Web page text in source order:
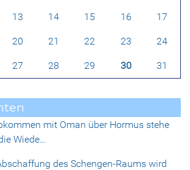
13 14 15 16 17
20 21 22 23 24
27 28 29 30 31
mit Oman über Hormus stehe
Wiede…
des Schengen-Raums wird